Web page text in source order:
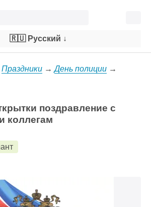
🇷🇺 Русский ↓
Праздники →День полиции →
поздравление с
коллегам